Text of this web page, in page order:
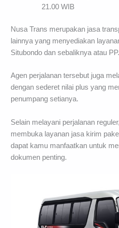
21.00 WIB
Nusa Trans merupakan jasa
lainnya yang menyediakan
Situbondo dan sebaliknya atau PP.
Agen perjalanan tersebut juga
dengan sederet nilai plus yang
penumpang setianya.
Selain melayani perjalanan
membuka layanan jasa kirim
dapat kamu manfaatkan untuk
dokumen penting.